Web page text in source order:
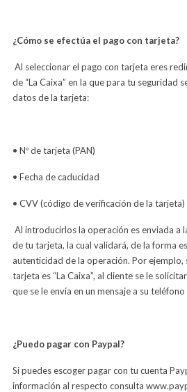
¿Cómo se efectúa el pago con tarjeta?
Al seleccionar el pago con tarjeta eres
de “La Caixa” en la que para tu seguridad
datos de la tarjeta:
• Nº de tarjeta (PAN)
• Fecha de caducidad
• CVV (código de verificación de la tarjeta)
Al introducirlos la operación es enviada a
de tu tarjeta, la cual validará, de la forma
autenticidad de la operación. Por ejemplo,
tarjeta es “La Caixa”, al cliente se le
que se le envía en un mensaje a su
¿Puedo pagar con Paypal?
Si puedes escoger pagar con tu cuenta
información al respecto consulta